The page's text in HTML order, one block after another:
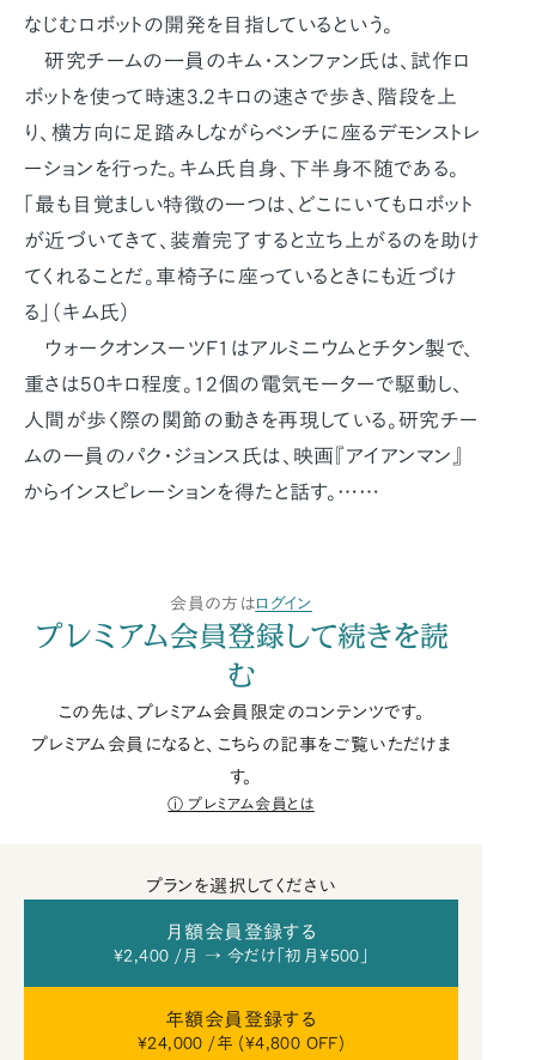
なじむロボットの開発を目指しているという。
研究チームの一員のキム・スンファン氏は、試作ロ
ボットを使って時速3.2キロの速さで歩き、階段を上
り、横方向に足踏みしながらベンチに座るデモンストレ
ーションを行った。キム氏自身、下半身不随である。
「最も目覚ましい特徴の一つは、どこにいてもロボット
が近づいてきて、装着完了すると立ち上がるのを助け
てくれることだ。車椅子に座っているときにも近づけ
る」（キム氏）
ウォークオンスーツF1はアルミニウムとチタン製で、
重さは50キロ程度。12個の電気モーターで駆動し、
人間が歩く際の関節の動きを再現している。研究チー
ムの一員のパク・ジョンス氏は、映画『アイアンマン』
からインスピレーションを得たと話す。……
会員の方はログイン
プレミアム会員登録して続きを読
む
この先は、プレミアム会員限定のコンテンツです。
プレミアム会員になると、こちらの記事をご覧いただけま
す。
プレミアム会員とは
プランを選択してください
月額会員登録する
¥2,400 /月 → 今だけ「初月¥500」
年額会員登録する
¥24,000 /年 (¥4,800 OFF)